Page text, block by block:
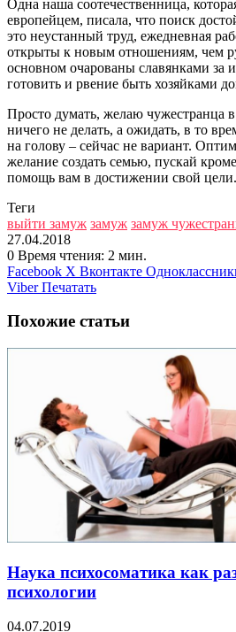
Одна наша соотечественница,
европейцем, писала, что поиск
это неустанный труд, ежедневная
открыты к новым отношениям, чем
основном очарованы славянками за
готовить и рвение быть хозяйками
Просто думать, желаю чужестранца
ничего не делать, а ожидать, в то
на голову – сейчас не вариант.
желание создать семью, пускай
помощь вам в достижении свой цели.
Теги
выйти замуж замуж замуж
27.04.2018
0 Время чтения: 2 мин.
Facebook X Вконтакте
Viber Печатать
Похожие статьи
Наука психосоматика как
психологии
04.07.2019